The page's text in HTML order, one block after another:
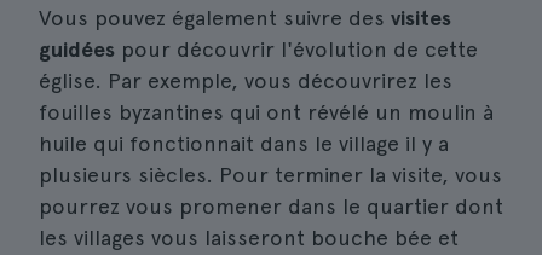
Vous pouvez également suivre des visites
guidées pour découvrir l'évolution de cette
église. Par exemple, vous découvrirez les
fouilles byzantines qui ont révélé un moulin à
huile qui fonctionnait dans le village il y a
plusieurs siècles. Pour terminer la visite, vous
pourrez vous promener dans le quartier dont
les villages vous laisseront bouche bée et